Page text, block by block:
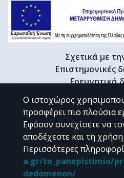
Σχετικά με
Επιστημονικές
Ερευνητικά
Διδακτορικές διατριβές
Προφίλ
Εκτός αν αναφέρεται διαφορετικά, το
Ο ιστοχώρος
προσφέρει πιο πλούσια
Εφόσον συνεχίσετε να
αποδέχεστε και τη
Περισσότερες
a.gr/to_panepistimio/
dedomenon/